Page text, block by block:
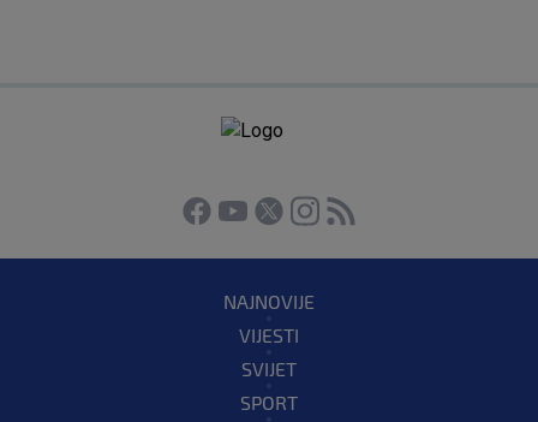
NAJNOVIJE
VIJESTI
SVIJET
SPORT